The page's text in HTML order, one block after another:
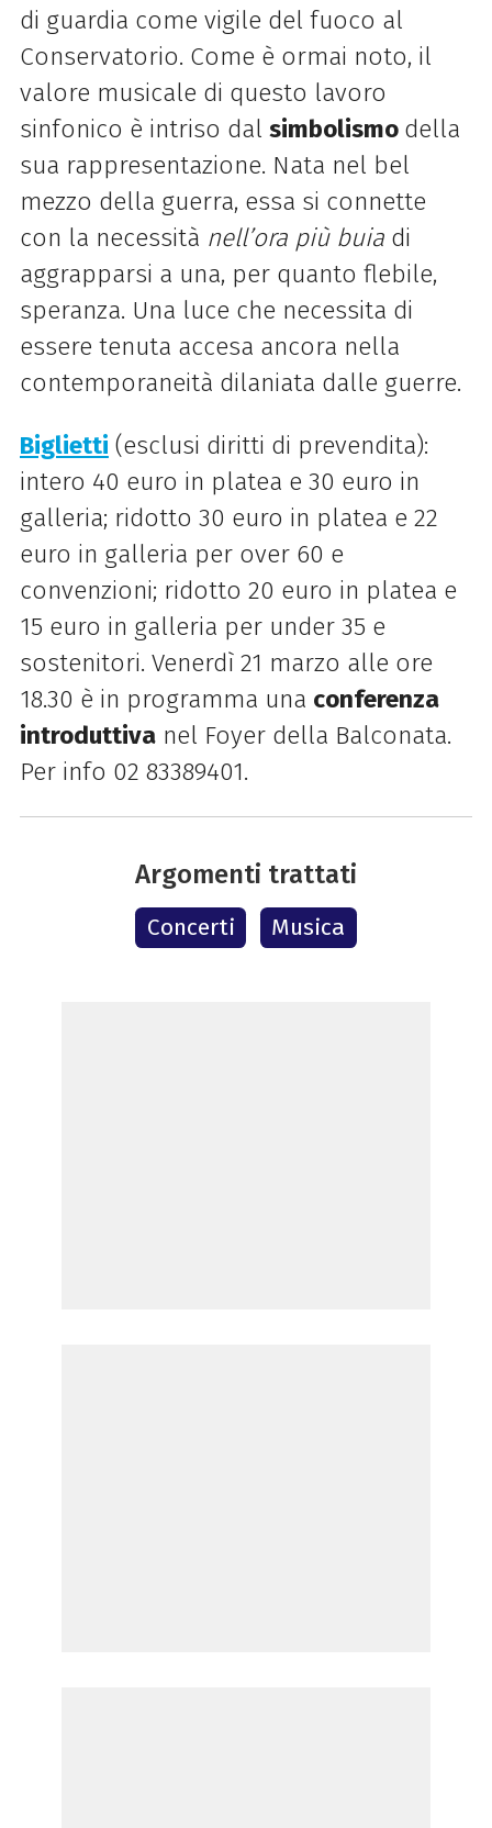
di guardia come vigile del fuoco al
Conservatorio. Come è ormai noto, il
valore musicale di questo lavoro
sinfonico è intriso dal simbolismo della
sua rappresentazione. Nata nel bel
mezzo della guerra, essa si connette
con la necessità nell’ora più buiadi
aggrapparsi a una, per quanto flebile,
speranza. Una luce che necessita di
essere tenuta accesa ancora nella
contemporaneità dilaniata dalle guerre.
Biglietti (esclusi diritti di prevendita):
intero 40 euro in platea e 30 euro in
galleria; ridotto 30 euro in platea e 22
euro in galleria per over 60 e
convenzioni; ridotto 20 euro in platea e
15 euro in galleria per under 35 e
sostenitori. Venerdì 21 marzo alle ore
18.30 è in programma una conferenza
introduttivanel Foyer della Balconata.
Per info 02 83389401.
Argomenti trattati
Concerti Musica